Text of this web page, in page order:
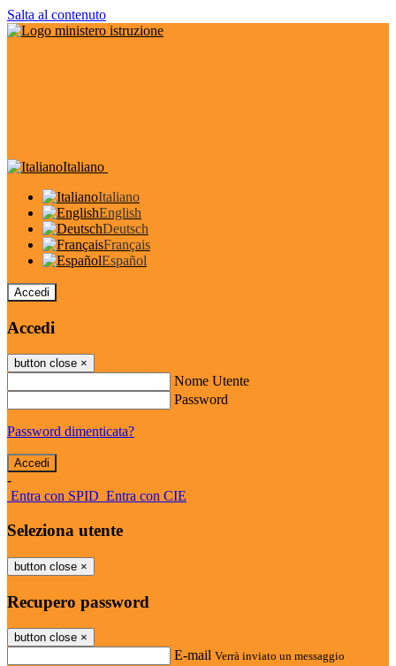
Salta al contenuto
Italiano
Italiano
English
Deutsch
Français
Español
Accedi
Accedi
button close ×
Nome Utente
Password
Password dimenticata?
-
Entra con SPID Entra con CIE
Seleziona utente
button close ×
Recupero password
button close ×
E-mail Verrà inviato un messaggio